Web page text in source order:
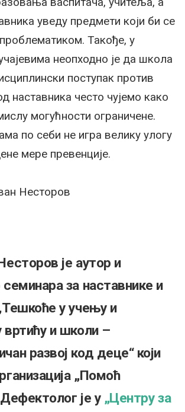
уведу предмети који би се
Такође, у
неопходно је да школа
поступак против
наставника често чујемо како
могућности ограничене.
по себи не игра велику улогу
мере превенције.
Несторов
је аутор и
за наставнике и
у учењу и
и школи –
развој код деце“ који
„Помоћ
је у „Центру за